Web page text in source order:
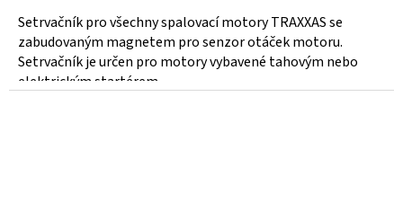
Setrvačník pro všechny spalovací motory TRAXXAS se
zabudovaným magnetem pro senzor otáček motoru.
Setrvačník je určen pro motory vybavené tahovým nebo
elektrickým startérem...